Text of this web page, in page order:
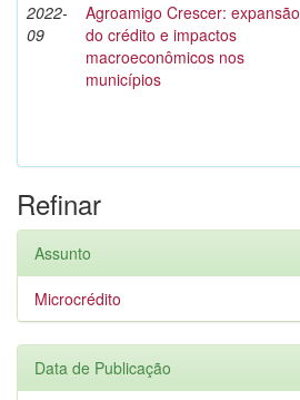
2022-
09
Agroamigo Crescer: expansão
do crédito e impactos
macroeconômicos nos
municípios
Refinar
Assunto
Microcrédito
Data de Publicação